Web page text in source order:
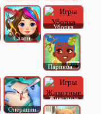
Салон
Уборка
Парикма..
Операции
Животные